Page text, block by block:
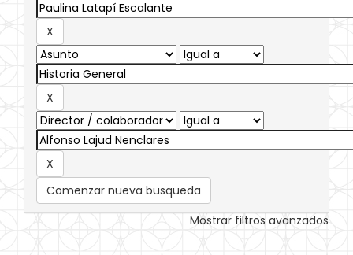
Comenzar nueva busqueda
Mostrar filtros avanzados